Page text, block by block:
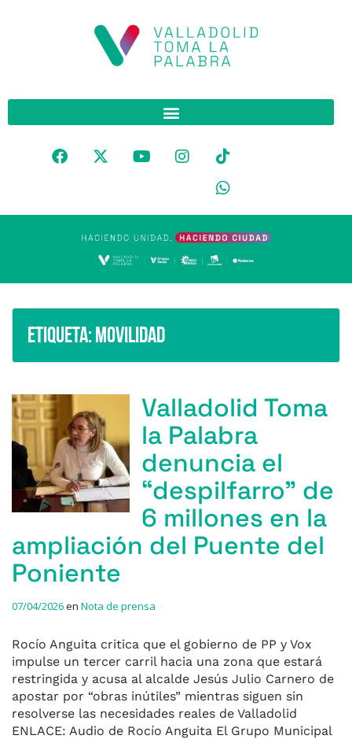
Etiqueta:Movilidad
Valladolid Toma
la Palabra
denuncia el
“despilfarro” de
6 millones en la
ampliación del Puente del
Poniente
07/04/2026en Nota de prensa
Rocío Anguita critica que el gobierno de PP y Vox
impulse un tercer carril hacia una zona que estará
restringida y acusa al alcalde Jesús Julio Carnero de
apostar por “obras inútiles” mientras siguen sin
resolverse las necesidades reales de Valladolid
ENLACE: Audio de Rocío Anguita El Grupo Municipal